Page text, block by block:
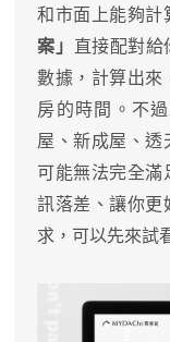
和市面上能夠
案」 直接配對
數據，計算出
房的時間。不
屋、新成屋、透
可能無法完全
訊落差、讓你更
求，可以先來試